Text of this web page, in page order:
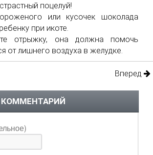
поцелуй!
или кусочек шоколада
при икоте.
отрыжку, она должна помочь
от лишнего воздуха в желудке.
Вперед